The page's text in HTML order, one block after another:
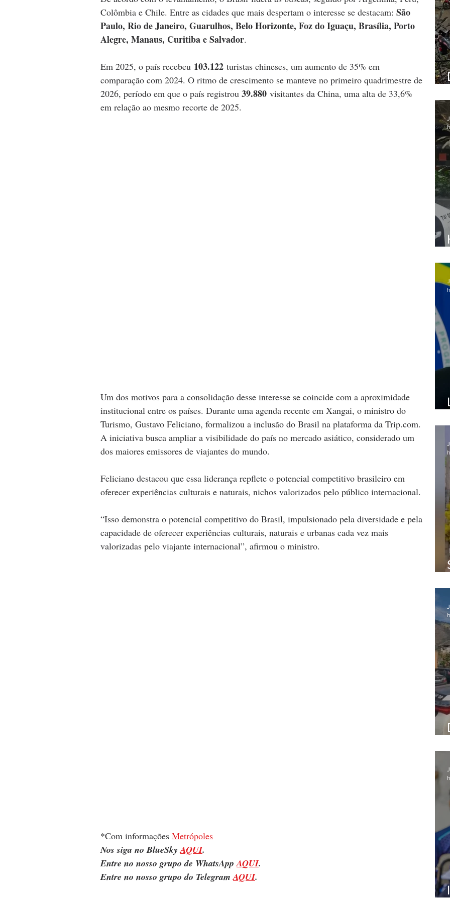
Colômbia e Chile. Entre as cidades que mais despertam o interesse se destacam: São
Paulo, Rio de Janeiro, Guarulhos, Belo Horizonte, Foz do Iguaçu, Brasília, Porto
Alegre, Manaus, Curitiba e Salvador.
Em 2025, o país recebeu 103.122 turistas chineses, um aumento de 35% em
comparação com 2024. O ritmo de crescimento se manteve no primeiro quadrimestre de
2026, período em que o país registrou 39.880 visitantes da China, uma alta de 33,6%
em relação ao mesmo recorte de 2025.
Um dos motivos para a consolidação desse interesse se coincide com a aproximidade
institucional entre os países. Durante uma agenda recente em Xangai, o ministro do
Turismo, Gustavo Feliciano, formalizou a inclusão do Brasil na plataforma da Trip.com.
A iniciativa busca ampliar a visibilidade do país no mercado asiático, considerado um
dos maiores emissores de viajantes do mundo.
Feliciano destacou que essa liderança repflete o potencial competitivo brasileiro em
oferecer experiências culturais e naturais, nichos valorizados pelo público internacional.
“Isso demonstra o potencial competitivo do Brasil, impulsionado pela diversidade e pela
capacidade de oferecer experiências culturais, naturais e urbanas cada vez mais
valorizadas pelo viajante internacional”, afirmou o ministro.
*Com informações Metrópoles
Nos siga no BlueSky AQUI.
Entre no nosso grupo de WhatsApp AQUI.
Entre no nosso grupo do Telegram AQUI.